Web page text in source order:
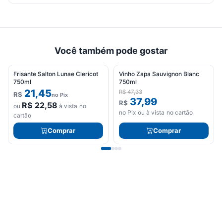
Você também pode gostar
Frisante Salton Lunae Clericot
750ml
R$ 21,45no Pix
ou R$ 22,58 à vista no
cartão
Comprar
-20%
Vinho Zapa Sauvignon Blanc
750ml
R$47,33
R$ 37,99
no Pix ou à vista no cartão
Comprar